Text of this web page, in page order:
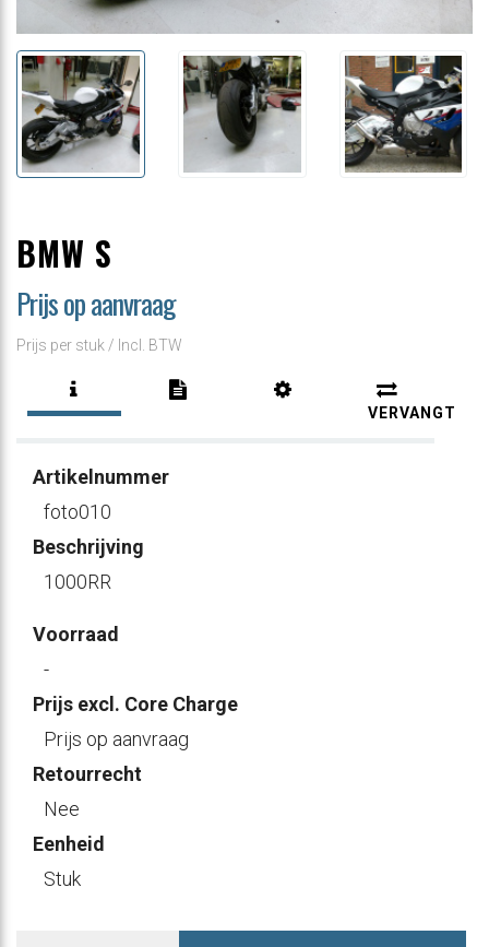
BMW S
Prijs op aanvraag
Prijs per stuk / Incl. BTW
VERVANGT
Artikelnummer
foto010
Beschrijving
1000RR
Voorraad
-
Prijs excl. Core Charge
Prijs op aanvraag
Retourrecht
Nee
Eenheid
Stuk